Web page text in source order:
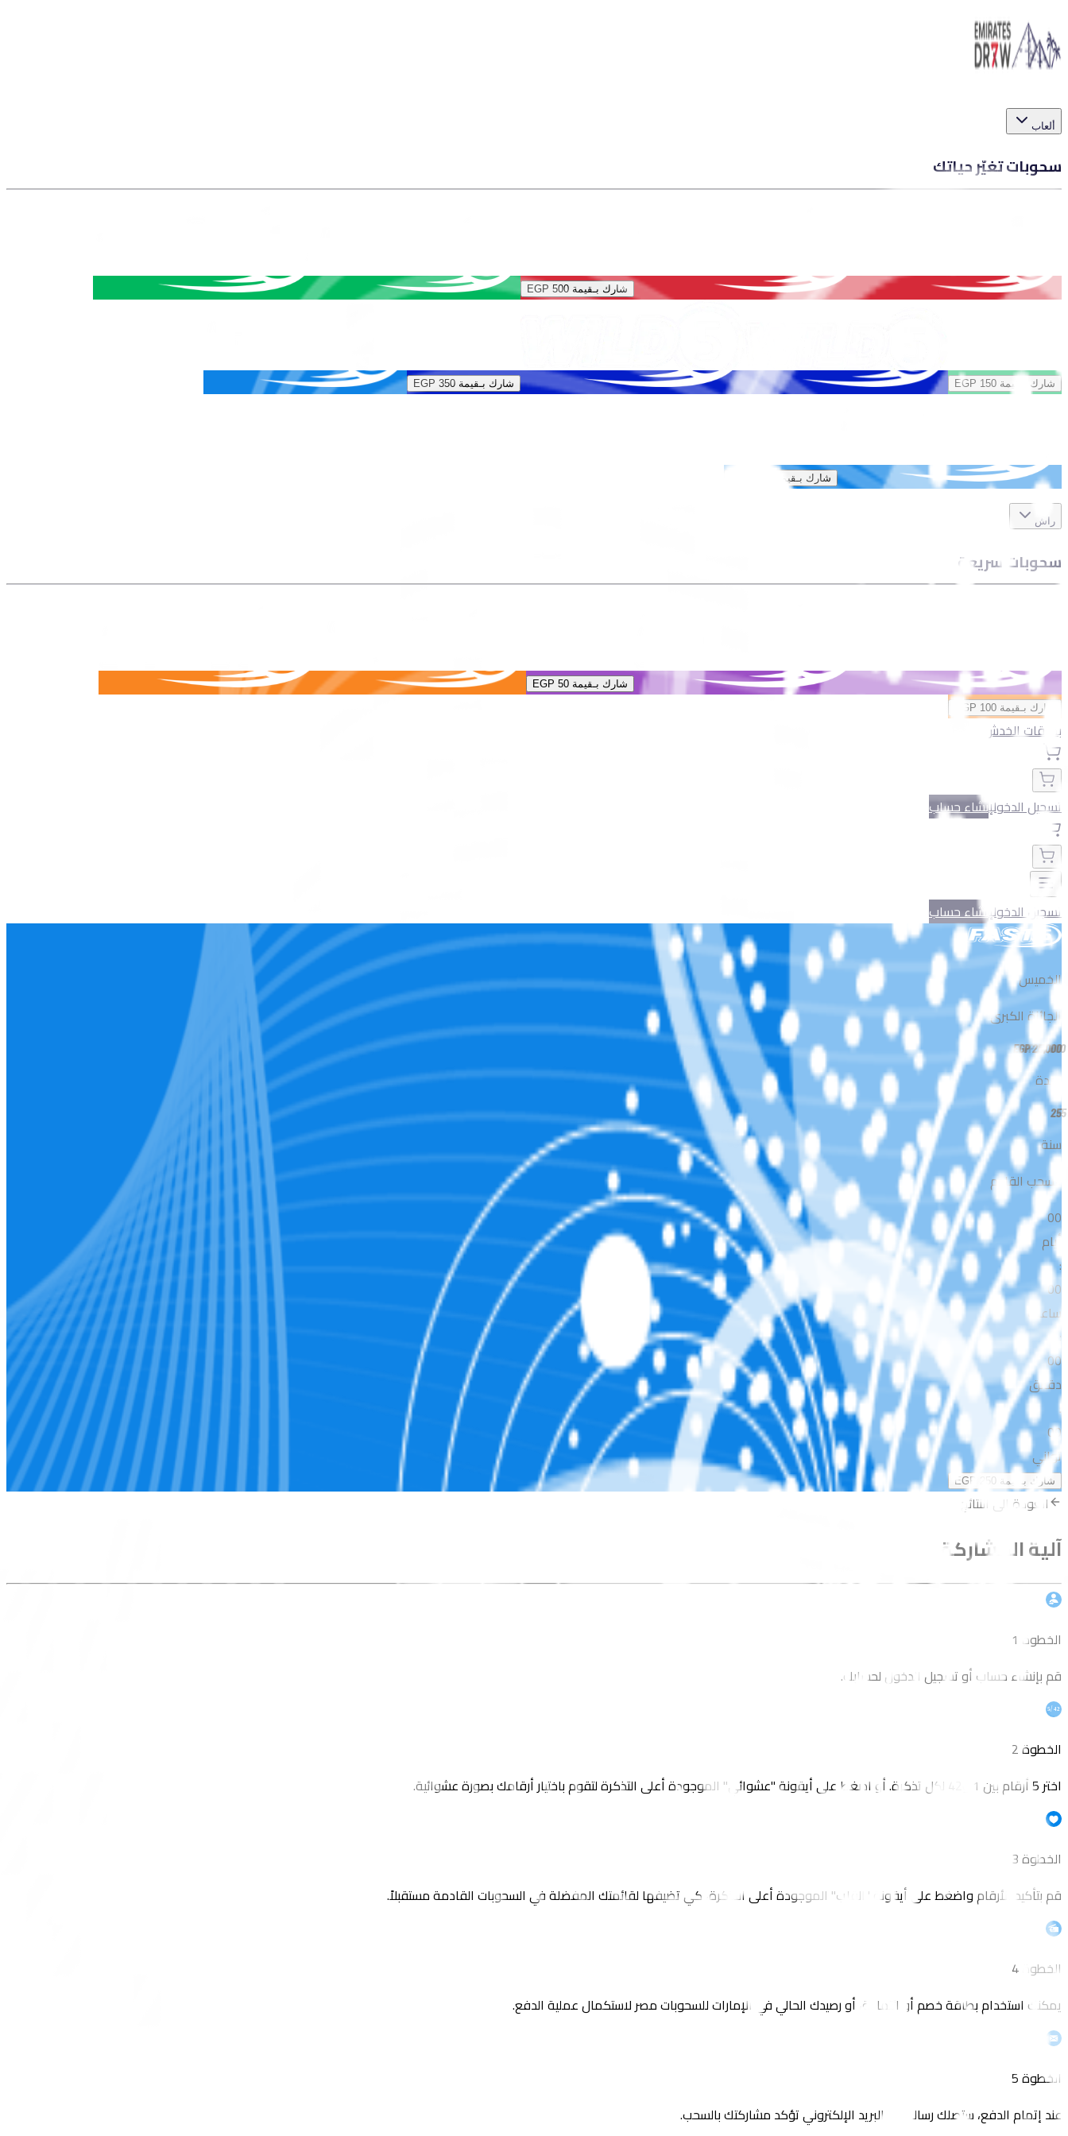
ألعاب
سحوبات تغيّر حياتك
شارك بـقيمة EGP 500
شارك بـقيمة EGP 150 شارك بـقيمة EGP 350
شارك بـقيمة
راش
سحوبات سريعة
شارك بـقيمة EGP 50
شارك بـقيمة EGP 100
بطاقات الخدش
تسجيل الدخولإنشاء حساب
تسجيل الدخول إنشاء حساب
الخميس
الجائزة الكبرى
EGP25,000
لمدة
25
سنة
السحب القادم
00
أيام
:
00
ساعات
:
00
دقائق
:
00
ثواني
شارك بـقيمة EGP 250
العودة إلى النتائج
آلية المشاركة
الخطوة 1
قم بإنشاء حساب أو تسجيل الدخول لحسابك.
الخطوة 2
اختر 5 أرقام بين 1 و42 لكل تذكرة. أو اضغط على أيقونة "عشوائي" الموجودة أعلى التذكرة لتقوم باختيار أرقامك بصورة عشوائية.
الخطوة 3
قم بتأكيد الأرقام واضغط على أيقونة "القلب" الموجودة أعلى التذكرة، كي تضيفها لقائمتك المفضلة في السحوبات القادمة مستقبلاً.
الخطوة 4
يمكنك استخدام بطاقة خصم أو ائتمانية، أو رصيدك الحالي في الإمارات للسحوبات مصر لاستكمال عملية الدفع.
الخطوة 5
عند إتمام الدفع، ستصلك رسالة عبر البريد الإلكتروني تؤكد مشاركتك بالسحب.